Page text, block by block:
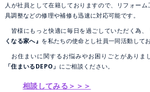
人が社員として在籍しておりますので、リフォー
具調整などの修理や補修も迅速に対応可能です。
皆様にもっと快適に毎日を過ごしていただく為、
くなる家へ』 を私たちの使命とし社員一同活動してお
お住まいに関するお悩みやお困りごとがありま
「住まいるDEPO」 にご相談ください。
相談してみる＞＞＞